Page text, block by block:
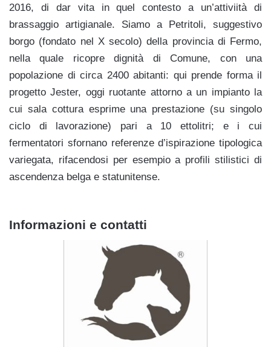
2016, di dar vita in quel contesto a un’attiviità di
brassaggio artigianale. Siamo a Petritoli, suggestivo
borgo (fondato nel X secolo) della provincia di Fermo,
nella quale ricopre dignità di Comune, con una
popolazione di circa 2400 abitanti: qui prende forma il
progetto Jester, oggi ruotante attorno a un impianto la
cui sala cottura esprime una prestazione (su singolo
ciclo di lavorazione) pari a 10 ettolitri; e i cui
fermentatori sfornano referenze d’ispirazione tipologica
variegata, rifacendosi per esempio a profili stilistici di
ascendenza belga e statunitense.
Informazioni e contatti